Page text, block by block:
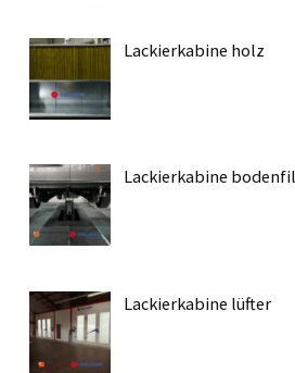
Lackierkabine holz
Lackierkabine
Lackierkabine lüfter